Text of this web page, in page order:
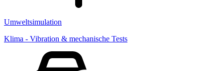
Umweltsimulation
Klima - Vibration & mechanische Tests